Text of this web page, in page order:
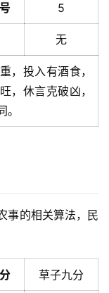
5
无
，投入有酒食，
，休言克破凶，
事的相关算法，民
草子九分